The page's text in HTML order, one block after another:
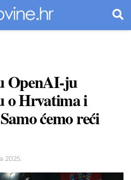
OpenAI-ju
o Hrvatima i
ćemo reći
2025.